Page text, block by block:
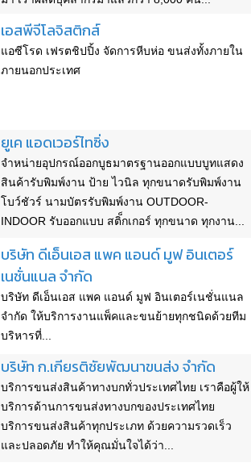
เอสพีจีโลจิสติกส์
แอซีโรด เฟรตชิปปิ้ง จัดการหีบห่อ ขนส่งทั้งภายใน
ภายนอกประเทศ
ยูเค แอดเวอร์ไทซิ่ง
จำหน่ายอุปกรณ์ออกบูธมาตรฐานออกแบบบูทแสดง
สินค้ารับพิมพ์งาน ป้าย ไวนิล ทุกขนาดรับพิมพ์งาน
โบว์ชัวร์ นามบัตรรับพิมพ์งาน OUTDOOR-
INDOOR รับออกแบบ สติ็กเกอร์ ทุกขนาด ทุกงาน...
บริษัท ดีเอ็นเอส แพค แอนด์ มูฟ อินเตอร์
เนชั่นแนล จำกัด
บริษัท ดีเอ็นเอส แพค แอนด์ มูฟ อินเตอร์เนชั่นแนล
จำกัด ให้บริการงานแพ็คและขนย้ายทุกชนิดด้วยทีม
บริหารที่...
บริษัท ก.เกียรติชัยพัฒนาขนส่ง จำกัด
บริการขนส่งสินค้าทางบกทั่วประเทศไทย เราคือผู้ให้
บริการด้านการขนส่งทางบกของประเทศไทย
บริการขนส่งสินค้าทุกประเภท ด้วยความรวดเร็ว
และปลอดภัย ทำให้คุณมั่นใจได้ว่า...